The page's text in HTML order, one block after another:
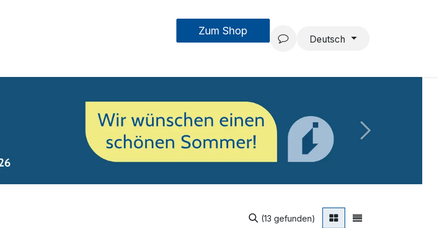
IntegraMouseAIR Forschung & Entwicklung
Zum Shop
Deutsch
Weiter
(13 gefunden)